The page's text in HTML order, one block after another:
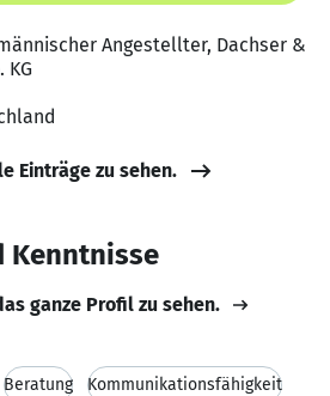
Angestellter, Dachser &
KG
Einträge zu sehen.
Kenntnisse
ganze Profil zu sehen.
Beratung Kommunikationsfähigkeit